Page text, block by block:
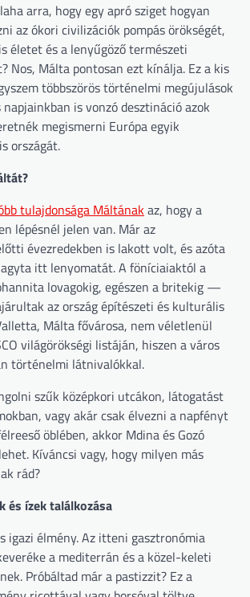
arra, hogy egy apró sziget hogyan
az ókori civilizációk pompás örökségét,
életet és a lenyűgöző természeti
Nos, Málta pontosan ezt kínálja. Ez a kis
többszörös történelmi megújulások
is vonzó desztináció azok
megismerni Európa egyik
országát.
tulajdonsága Máltánakaz, hogy a
lépésnél jelen van. Már az
évezredekben is lakott volt, és azóta
itt lenyomatát. A föníciaiaktól a
lovagokig, egészen a britekig —
az ország építészeti és kulturális
Málta fővárosa, nem véletlenül
világörökségi listáján, hiszen a város
történelmi látnivalókkal.
szűk középkori utcákon, látogatást
vagy akár csak élvezni a napfényt
öblében, akkor Mdina és Gozó
Kíváncsi vagy, hogy milyen más
rád?
és ízek találkozása
igazi élmény. Az itteni gasztronómia
a mediterrán és a közel-keleti
Próbáltad már a pastizzit? Ez a